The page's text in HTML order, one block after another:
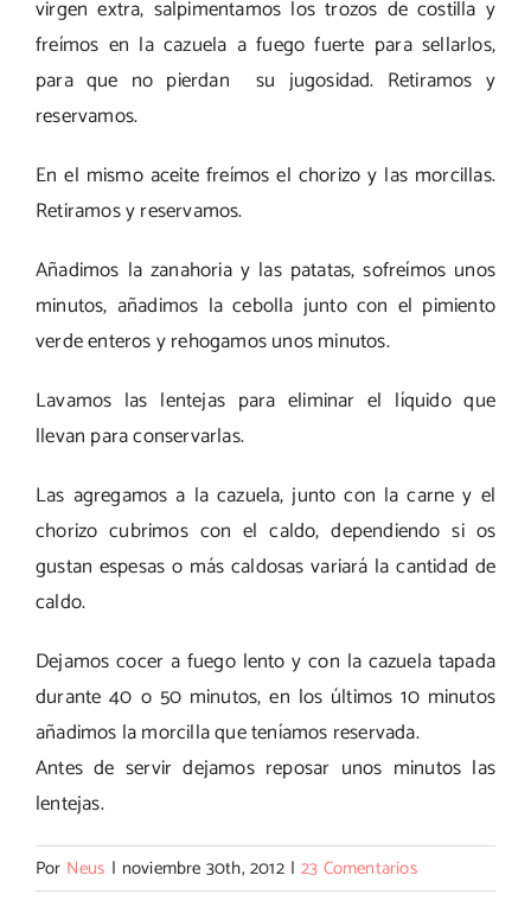
virgen extra, salpimentamos los trozos de costilla y
freímos en la cazuela a fuego fuerte para sellarlos,
para que no pierdan su jugosidad. Retiramos y
reservamos.
En el mismo aceite freímos el chorizo y las morcillas.
Retiramos y reservamos.
Añadimos la zanahoria y las patatas, sofreímos unos
minutos, añadimos la cebolla junto con el pimiento
verde enteros y rehogamos unos minutos.
Lavamos las lentejas para eliminar el líquido que
llevan para conservarlas.
Las agregamos a la cazuela, junto con la carne y el
chorizo cubrimos con el caldo, dependiendo si os
gustan espesas o más caldosas variará la cantidad de
caldo.
Dejamos cocer a fuego lento y con la cazuela tapada
durante 40 o 50 minutos, en los últimos 10 minutos
añadimos la morcilla que teníamos reservada.
Antes de servir dejamos reposar unos minutos las
lentejas.
Por Neus | noviembre 30th, 2012 | 23 Comentarios